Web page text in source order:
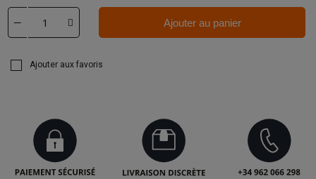
Ajouter au panier
Ajouter aux favoris